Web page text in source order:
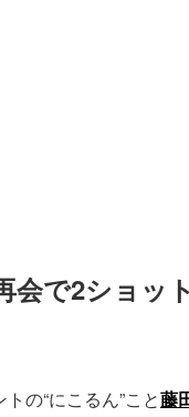
会で2ショッ
の“にこるん”こと藤